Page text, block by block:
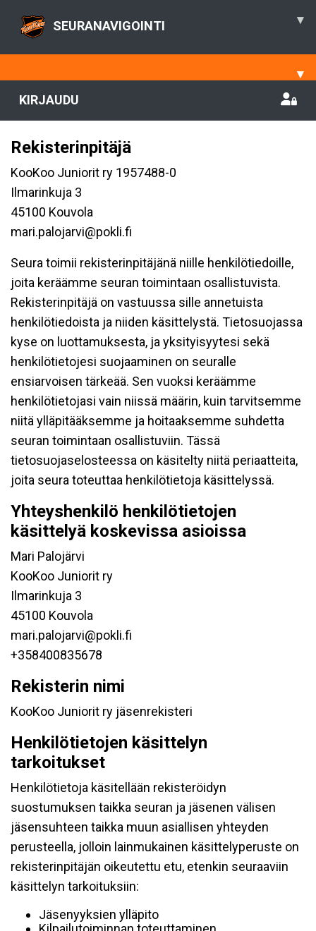
SEURANAVIGOINTI ▾
▾
KIRJAUDU
Rekisterinpitäjä
KooKoo Juniorit ry 1957488-0
Ilmarinkuja 3
45100 Kouvola
mari.palojarvi@pokli.fi
Seura toimii rekisterinpitäjänä niille henkilötiedoille,
joita keräämme seuran toimintaan osallistuvista.
Rekisterinpitäjä on vastuussa sille annetuista
henkilötiedoista ja niiden käsittelystä. Tietosuojassa
kyse on luottamuksesta, ja yksityisyytesi sekä
henkilötietojesi suojaaminen on seuralle
ensiarvoisen tärkeää. Sen vuoksi keräämme
henkilötietojasi vain niissä määrin, kuin tarvitsemme
niitä ylläpitääksemme ja hoitaaksemme suhdetta
seuran toimintaan osallistuviin. Tässä
tietosuojaselosteessa on käsitelty niitä periaatteita,
joita seura toteuttaa henkilötietoja käsittelyssä.
Yhteyshenkilö henkilötietojen
käsittelyä koskevissa asioissa
Mari Palojärvi
KooKoo Juniorit ry
Ilmarinkuja 3
45100 Kouvola
mari.palojarvi@pokli.fi
+358400835678
Rekisterin nimi
KooKoo Juniorit ry jäsenrekisteri
Henkilötietojen käsittelyn
tarkoitukset
Henkilötietoja käsitellään rekisteröidyn
suostumuksen taikka seuran ja jäsenen välisen
jäsensuhteen taikka muun asiallisen yhteyden
perusteella, jolloin lainmukainen käsittelyperuste on
rekisterinpitäjän oikeutettu etu, etenkin seuraaviin
käsittelyn tarkoituksiin:
Jäsenyyksien ylläpito